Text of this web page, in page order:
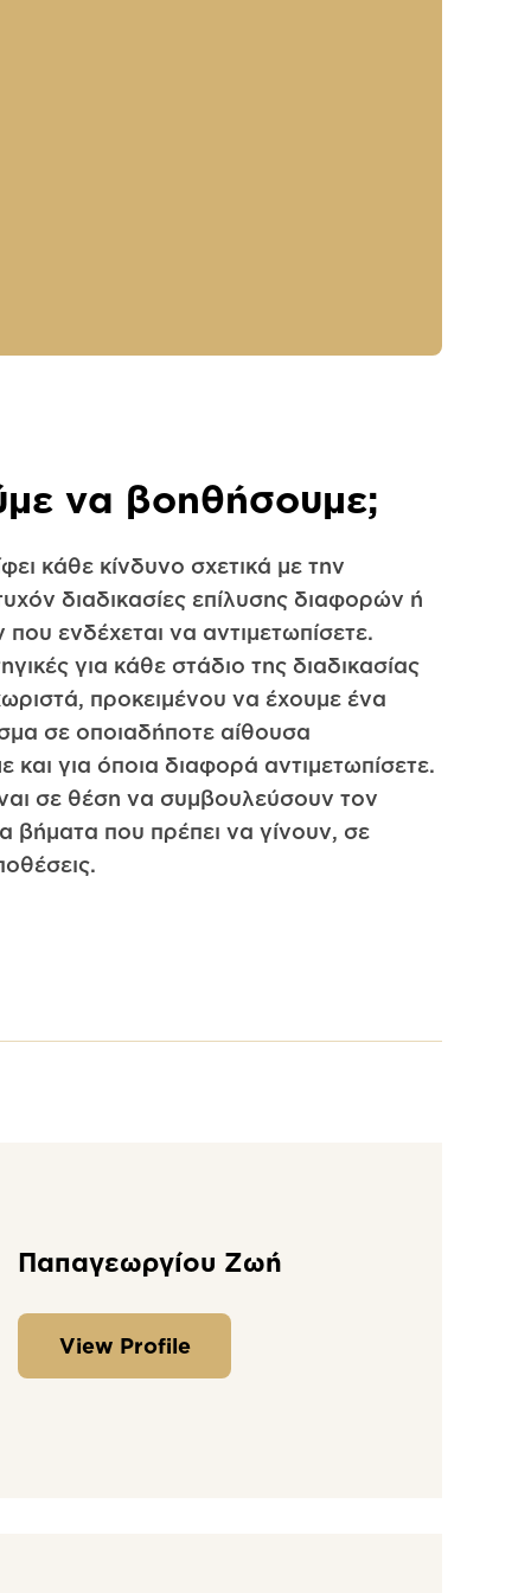
να βοηθήσουμε;
κάθε κίνδυνο σχετικά με την
διαδικασίες επίλυσης διαφορών ή
ενδέχεται να αντιμετωπίσετε.
για κάθε στάδιο της διαδικασίας
προκειμένου να έχουμε ένα
σε οποιαδήποτε αίθουσα
και για όποια διαφορά αντιμετωπίσετε.
σε θέση να συμβουλεύσουν τον
βήματα που πρέπει να γίνουν, σε
Παπαγεωργίου Ζωή
View Profile